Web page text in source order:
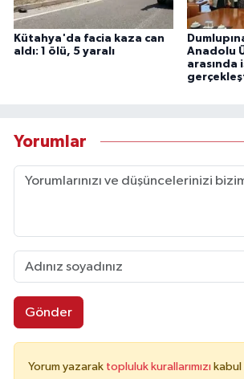
Kütahya'da facia kaza can
aldı: 1 ölü, 5 yaralı
Anadolu
arasında
Yorumlar
Gönder
Yorum yazarak topluluk kurallarımızı